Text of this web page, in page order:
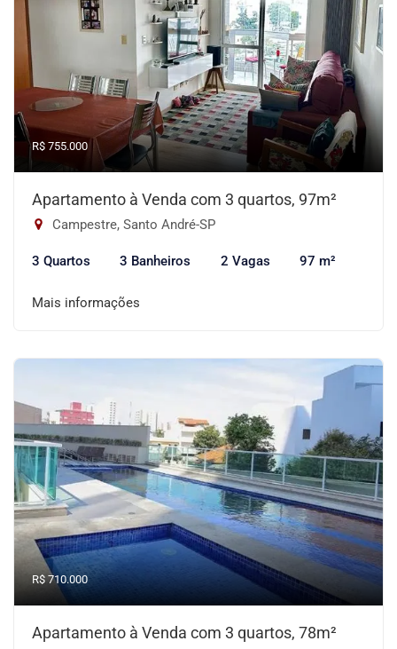
R$ 755.000
Apartamento à Venda com 3 quartos, 97m²
Campestre, Santo André-SP
3 Quartos 3 Banheiros 2 Vagas 97 m²
Mais informações
R$ 710.000
Apartamento à Venda com 3 quartos, 78m²